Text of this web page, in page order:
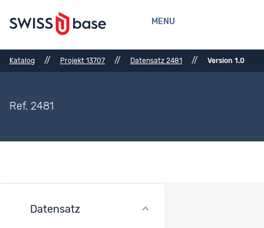
MENU
Katalog // Projekt 13707 // Datensatz 2481 // Version 1.0
Ref. 2481
Datensatz